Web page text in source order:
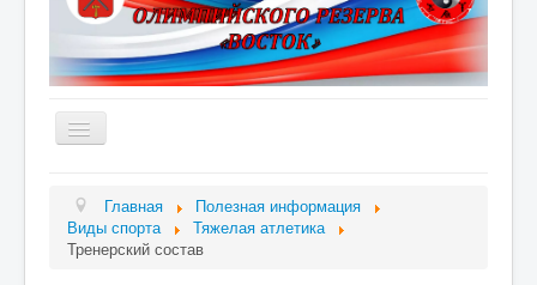
Сведения об образовательной организации
Главная
Полезная информация
Виды спорта
Тяжелая атлетика
Тренерский состав